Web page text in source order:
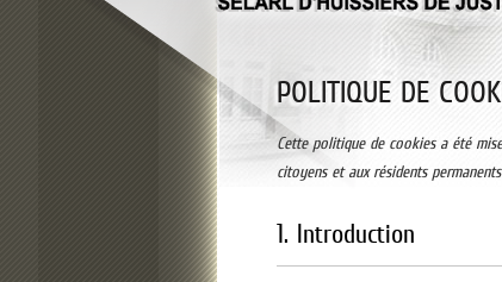
POLITIQUE DE
Cette politique de cookies a été
citoyens et aux résidents
1. Introduction